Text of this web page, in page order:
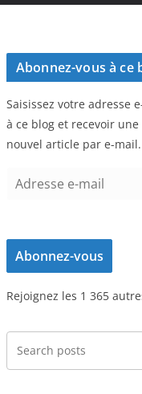
Abonnez-vous à ce
Saisissez votre adresse
à ce blog et recevoir
nouvel article par e-mail.
e
s
e
-
Abonnez-vous
Rejoignez les 1 365